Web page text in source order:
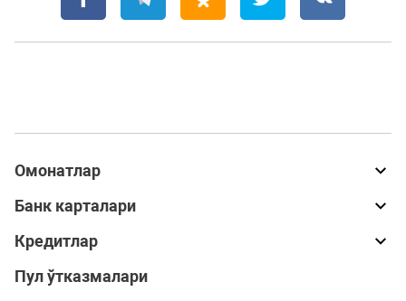
Омонатлар
Банк карталари
Кредитлар
Пул ўтказмалари